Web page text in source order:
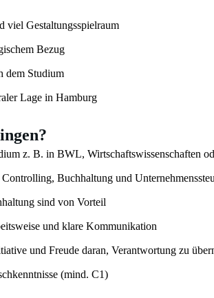
viel Gestaltungsspielraum
Bezug
dem Studium
Lage in Hamburg
z. B. in BWL, Wirtschaftswissenschaften
Buchhaltung und
sind von Vorteil
und klare Kommunikation
und Freude daran, Verantwortung zu
(mind. C1)